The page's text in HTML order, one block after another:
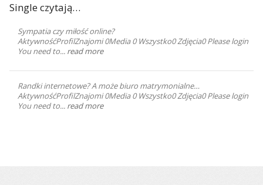
Single czytają…
Sympatia czy miłość online?
AktywnośćProfilZnajomi 0Media 0 Wszystko0 Zdjęcia0 Please login
You need to... read more
Randki internetowe? A może biuro matrymonialne…
AktywnośćProfilZnajomi 0Media 0 Wszystko0 Zdjęcia0 Please login
You need to... read more